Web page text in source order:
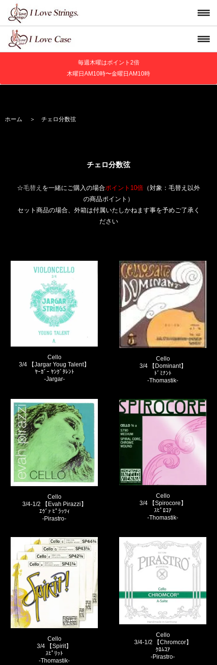
毎週木曜はポイント2倍
木曜日AM10時〜金曜日AM10時
ホーム ＞ チェロ分数弦
チェロ分数弦
☆毛替え を一緒にご購入の場合ポイント10倍 （対象：毛替え以外
の商品ポイント）
セット商品の場合、外箱は付属いたしかねます事を予めご了承く
ださい
Cello
3/4 【Jargar Youg Talent】
ﾔｰｶﾞｰ ﾔﾝｸﾞﾀﾚﾝﾄ
-Jargar-
Cello
3/4 【Dominant】
ﾄﾞﾐﾅﾝﾄ
-Thomastik-
Cello
3/4-1/2 【Evah Pirazzi】
ｴｳﾞｧ ﾋﾟﾗｯﾂｨ
-Pirastro-
Cello
3/4 【Spirocore】
ｽﾋﾟﾛｺｱ
-Thomastik-
Cello
3/4 【Spirit】
ｽﾋﾟﾘｯﾄ
-Thomastik-
Cello
3/4-1/2 【Chromcor】
ｸﾛﾑｺｱ
-Pirastro-